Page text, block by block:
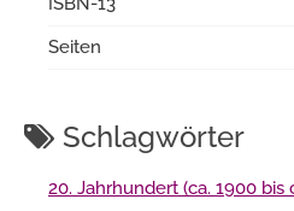
Seiten
Schlagwörter
20. Jahrhundert (ca. 1900 bis